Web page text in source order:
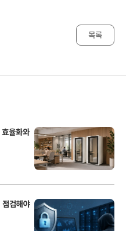
목록
율화와
검해야